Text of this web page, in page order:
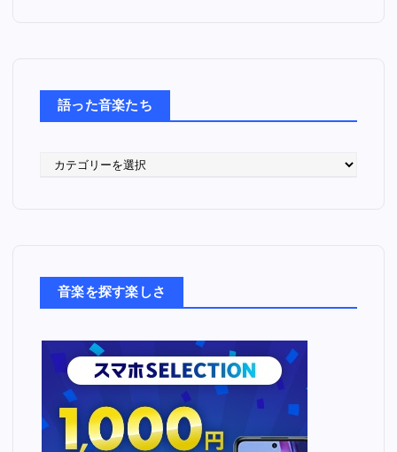
語った音楽たち
音楽を探す楽しさ